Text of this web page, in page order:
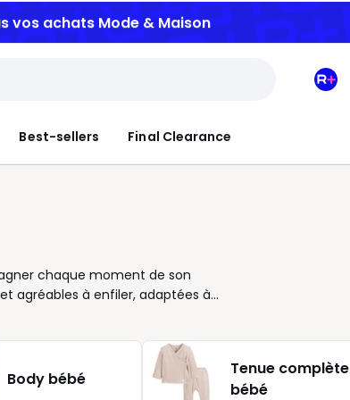
vos achats Mode & Maison
Best-sellers Final Clearance
Mon
chaque moment de son
agréables à enfiler, adaptées à
et liberté de mouvement. Nous
de personnalité. Chaque vêtement
d’une nouveauté ? Découvrez
apporte une touche de fantaisie.
Body bébé
Tenue complète
bébé